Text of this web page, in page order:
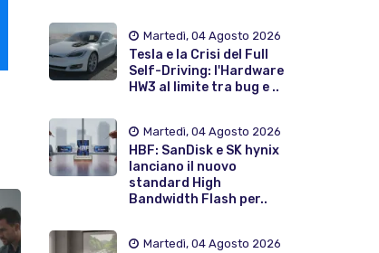
Martedì, 04 Agosto 2026
Tesla e la Crisi del Full
Self-Driving: l'Hardware
HW3 al limite tra bug e ..
Martedì, 04 Agosto 2026
HBF: SanDisk e SK hynix
lanciano il nuovo
standard High
Bandwidth Flash per..
Martedì, 04 Agosto 2026